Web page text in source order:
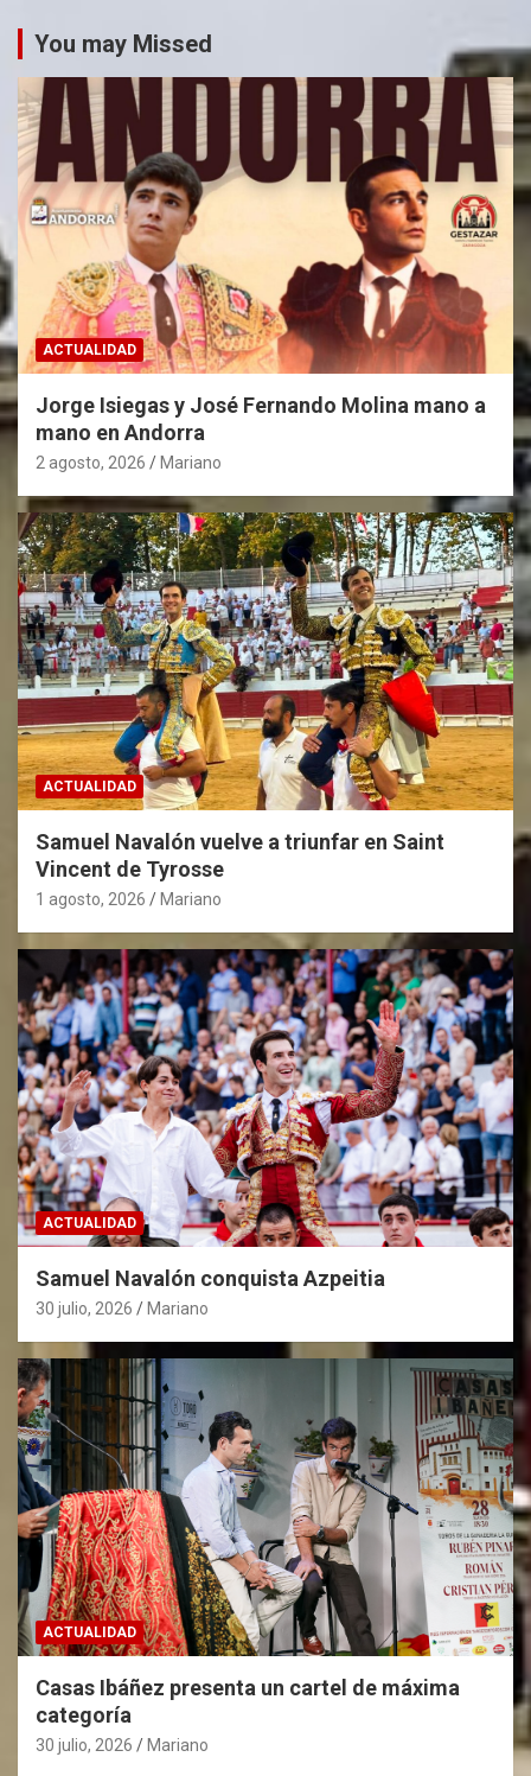
You may Missed
ACTUALIDAD
Jorge Isiegas y José Fernando Molina mano a
mano en Andorra
2 agosto, 2026 Mariano
ACTUALIDAD
Samuel Navalón vuelve a triunfar en Saint
Vincent de Tyrosse
1 agosto, 2026 Mariano
ACTUALIDAD
Samuel Navalón conquista Azpeitia
30 julio, 2026 Mariano
ACTUALIDAD
Casas Ibáñez presenta un cartel de máxima
categoría
30 julio, 2026 Mariano